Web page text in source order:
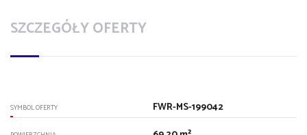
SZCZEGÓŁY OFERTY
SYMBOL OFERTY FWR-MS-199042